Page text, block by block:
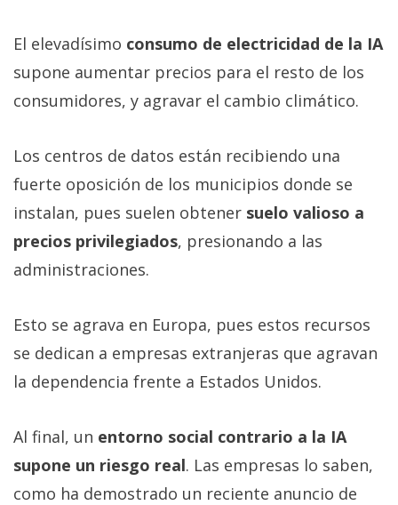
El elevadísimo consumo de electricidad de la IA
supone aumentar precios para el resto de los
consumidores, y agravar el cambio climático.
Los centros de datos están recibiendo una
fuerte oposición de los municipios donde se
instalan, pues suelen obtener suelo valioso a
precios privilegiados, presionando a las
administraciones.
Esto se agrava en Europa, pues estos recursos
se dedican a empresas extranjeras que agravan
la dependencia frente a Estados Unidos.
Al final, un entorno social contrario a la IA
supone un riesgo real. Las empresas lo saben,
como ha demostrado un reciente anuncio de